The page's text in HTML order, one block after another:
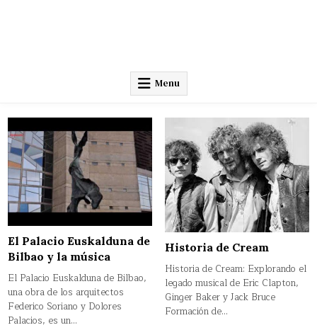
Menu
El Palacio Euskalduna de
Bilbao y la música
El Palacio Euskalduna de Bilbao,
una obra de los arquitectos
Federico Soriano y Dolores
Palacios, es un…
Historia de Cream
Historia de Cream: Explorando el
legado musical de Eric Clapton,
Ginger Baker y Jack Bruce
Formación de…